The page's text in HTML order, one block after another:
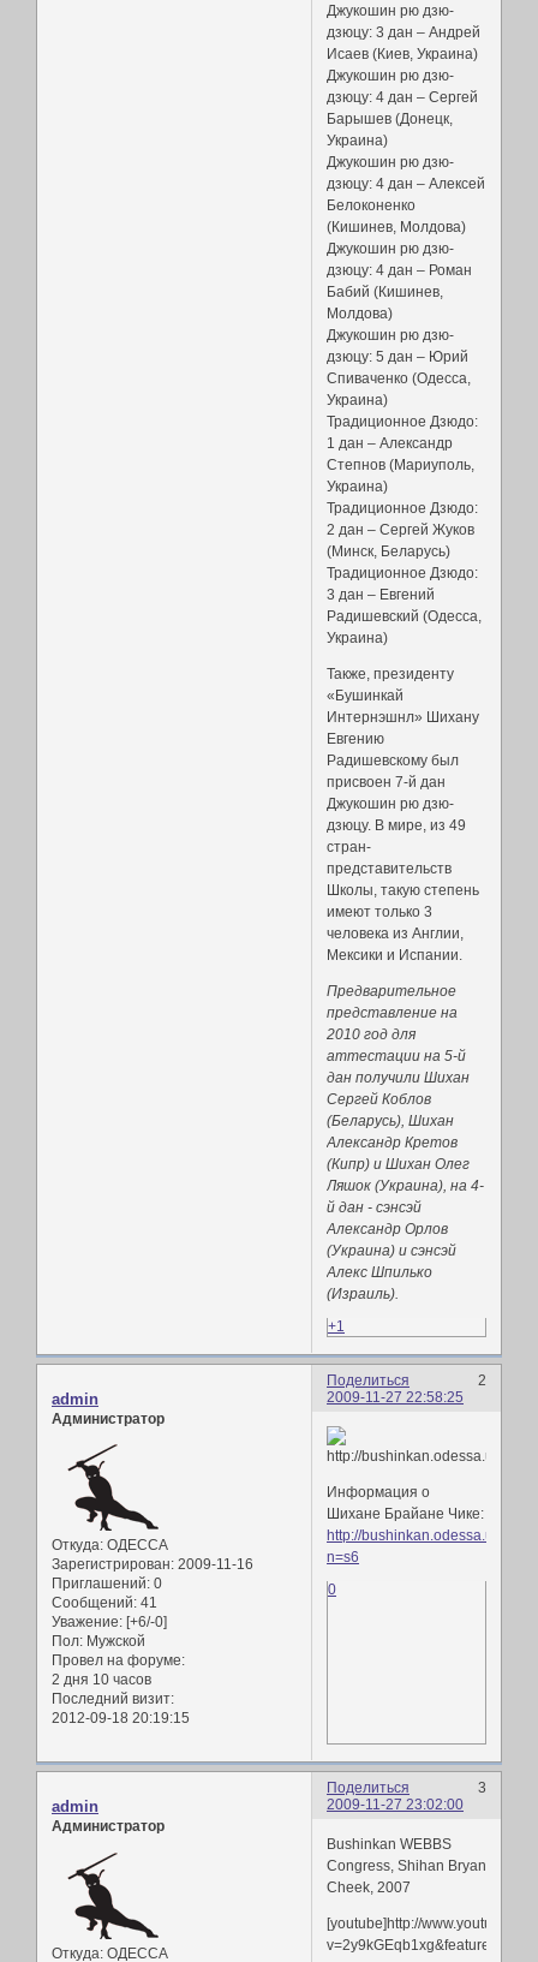
Джукошин рю дзю-
дзюцу: 3 дан – Андрей
Исаев (Киев, Украина)
Джукошин рю дзю-
дзюцу: 4 дан – Сергей
Барышев (Донецк,
Украина)
Джукошин рю дзю-
дзюцу: 4 дан – Алексей
Белоконенко
(Кишинев, Молдова)
Джукошин рю дзю-
дзюцу: 4 дан – Роман
Бабий (Кишинев,
Молдова)
Джукошин рю дзю-
дзюцу: 5 дан – Юрий
Спиваченко (Одесса,
Украина)
Традиционное Дзюдо:
1 дан – Александр
Степнов (Мариуполь,
Украина)
Традиционное Дзюдо:
2 дан – Сергей Жуков
(Минск, Беларусь)
Традиционное Дзюдо:
3 дан – Евгений
Радишевский (Одесса,
Украина)
Также, президенту
«Бушинкай
Интернэшнл» Шихану
Евгению
Радишевскому был
присвоен 7-й дан
Джукошин рю дзю-
дзюцу. В мире, из 49
стран-
представительств
Школы, такую степень
имеют только 3
человека из Англии,
Мексики и Испании.
Предварительное
представление на
2010 год для
аттестации на 5-й
дан получили Шихан
Сергей Коблов
(Беларусь), Шихан
Александр Кретов
(Кипр) и Шихан Олег
Ляшок (Украина), на 4-
й дан - сэнсэй
Александр Орлов
(Украина) и сэнсэй
Алекс Шпилько
(Израиль).
+1
Поделиться
2
2009-11-27 22:58:25
admin
Администратор
Откуда: ОДЕССА
Зарегистрирован: 2009-11-16
Приглашений: 0
Сообщений: 41
Уважение: [+6/-0]
Пол: Мужской
Провел на форуме:
2 дня 10 часов
Последний визит:
2012-09-18 20:19:15
Информация о
Шихане Брайане Чике:
http://bushinkan.odessa.ua/
n=s6
0
Поделиться
3
2009-11-27 23:02:00
admin
Администратор
Откуда: ОДЕССА
Bushinkan WEBBS
Congress, Shihan Bryan
Cheek, 2007
[youtube]http://